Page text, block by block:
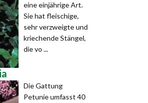
eine einjährige Art.
Sie hat fleischige,
sehr verzweigte und
kriechende Stängel,
die vo ...
Die Gattung
Petunie umfasst 40